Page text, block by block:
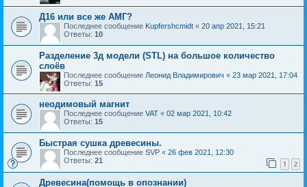
Д16 или все же АМГ?
Последнее сообщение Kupfershcmidt « 20 апр 2021, 15:21
Ответы: 10
Разделение 3д модели (STL) на большое количество
слоёв
Последнее сообщение Леонид Владимирович « 23 мар 2021, 17:04
Ответы: 15
неодимовый магнит
Последнее сообщение VAT « 02 мар 2021, 10:42
Ответы: 15
Быстрая сушка древесины.
Последнее сообщение SVP « 26 фев 2021, 12:30
Ответы: 21 1 2
Древесина(помощь в опознании)